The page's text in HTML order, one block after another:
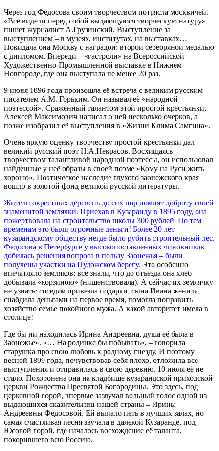
Через год Федосова своим творчеством потрясла москвичей.
«Все видели перед собой выдающуюся творческую натуру», –
пишет журналист А.Грузинский. Выступление за
выступлением – в музеях, институтах, на выставках…
Покидала она Москву с наградой: второй серебряной медалью
с дипломом. Впереди – «гастроли» на Всероссийской
Художественно-Промышленной выставке в Нижнем
Новгороде, где она выступала не менее 20 раз.
9 июня 1896 года произошла её встреча с великим русским
писателем А.М. Горьким. Он называл её «народной
поэтессой». Сражённый талантом этой простой крестьянки,
Алексей Максимович написал о ней несколько очерков, а
позже изобразил её выступления в «Жизни Клима Самгина».
Очень яркую оценку творчеству простой крестьянки дал
великий русский поэт Н.А.Некрасов. Восхищаясь
творчеством талантливой народной поэтессы, он использовал
найденные у неё образы в своей поэме «Кому на Руси жить
хорошо». Поэтическое наследие глухого заонежского края
вошло в золотой фонд великой русской литературы.
Жители окрестных деревень до сих пор помнят доброту своей
знаменитой землячки. Приехав в Кузаранду в 1895 году, она
пожертвовала на строительство школы 300 рублей. По тем
временам это были огромные деньги! Более 20 лет
кузарандскому обществу негде было рубить строительный лес.
Федосова в Петербурге у высокопоставленных чиновников
добилась решения вопроса в пользу Заонежья – были
получены участки на Пудожском берегу. Это особенно
впечатляло земляков: все знали, что до отъезда она хлеб
добывала «корзиною» (нищенствовала). А сейчас их землячку
не узнать: соседям привезла подарки, сына Ивана женила,
снабдила деньгами на первое время, помогла поправить
хозяйство семье покойного мужа. А какой авторитет имела в
столице!
Где бы ни находилась Ирина Андреевна, душа её была в
Заонежье». «… На родинке бы побывать», – говорила
старушка про свою любовь к родному гнезду. И поэтому
весной 1899 года, почувствовав себя плохо, отложила все
выступления и отправилась в свою деревню. 10 июля её не
стало. Похоронена она на кладбище кузарандской приходской
церкви Рождества Пресвятой Богородицы. Это здесь, под
церковной горой, впервые зазвучал вольный голос одной из
выдающихся сказительниц нашей страны – Ирины
Андреевны Федосовой. Ей выпало петь в лучших залах, но
самая счастливая песня звучала в далекой Кузаранде, под
Юсовой горой, где началось восхождение её таланта,
покорившего всю Россию.